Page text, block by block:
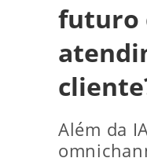
futuro
Além da